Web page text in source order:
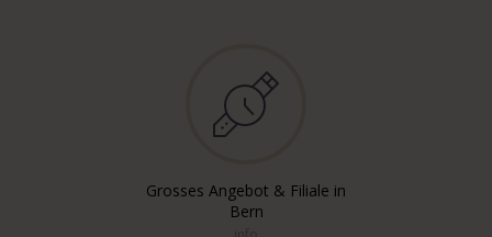
Grosses Angebot & Filiale in
Bern